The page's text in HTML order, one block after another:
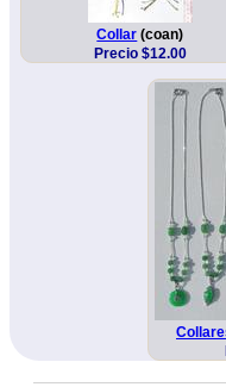
Collar (coan)
Precio $12.00